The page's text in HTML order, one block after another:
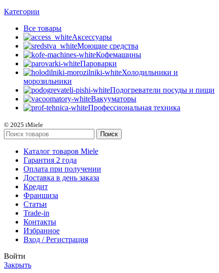
Категории
Все товары
Аксессуары
Моющие средства
Кофемашины
Пароварки
Холодильники и
морозильники
Подогреватели посуды и пищи
Вакууматоры
Профессиональная техника
© 2025 iMiele
Поиск
Каталог товаров Miele
Гарантия 2 года
Оплата при получении
Доставка в день заказа
Кредит
Франшиза
Статьи
Trade-in
Контакты
Избранное
Вход / Регистрация
Войти
Закрыть